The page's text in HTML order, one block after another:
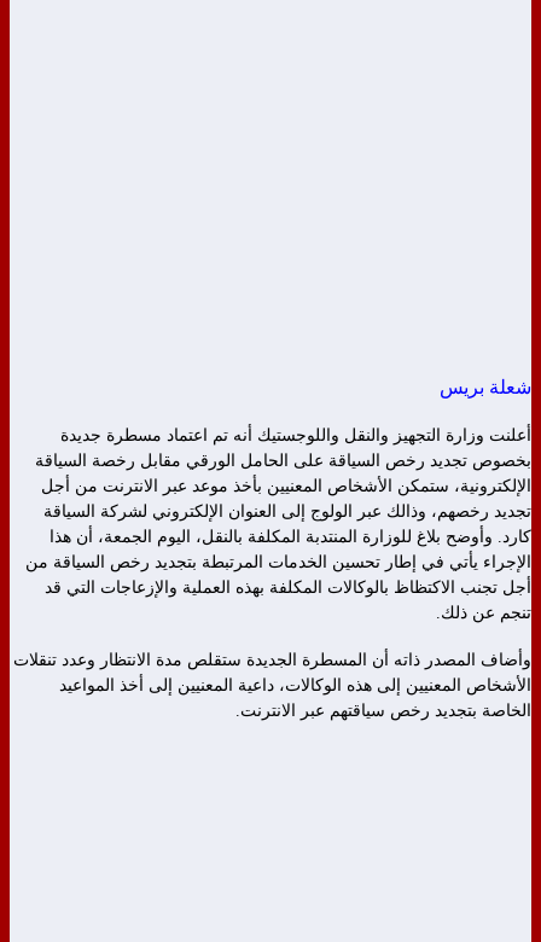
شعلة بريس
أعلنت وزارة التجهيز والنقل واللوجستيك أنه تم اعتماد مسطرة جديدة
بخصوص تجديد رخص السياقة على الحامل الورقي مقابل رخصة السياقة
الإلكترونية، ستمكن الأشخاص المعنيين بأخذ موعد عبر الانترنت من أجل
تجديد رخصهم، وذالك عبر الولوج إلى العنوان الإلكتروني لشركة السياقة
كارد. وأوضح بلاغ للوزارة المنتدبة المكلفة بالنقل، اليوم الجمعة، أن هذا
الإجراء يأتي في إطار تحسين الخدمات المرتبطة بتجديد رخص السياقة من
أجل تجنب الاكتظاظ بالوكالات المكلفة بهذه العملية والإزعاجات التي قد
تنجم عن ذلك.
وأضاف المصدر ذاته أن المسطرة الجديدة ستقلص مدة الانتظار وعدد تنقلات
الأشخاص المعنيين إلى هذه الوكالات، داعية المعنيين إلى أخذ المواعيد
الخاصة بتجديد رخص سياقتهم عبر الانترنت.